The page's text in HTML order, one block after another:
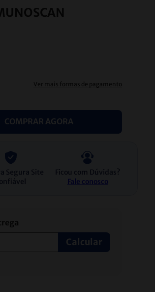
Ver mais formas de pagamento
COMPRAR AGORA
Segura Site
Ficou com Dúvidas?
Fale conosco